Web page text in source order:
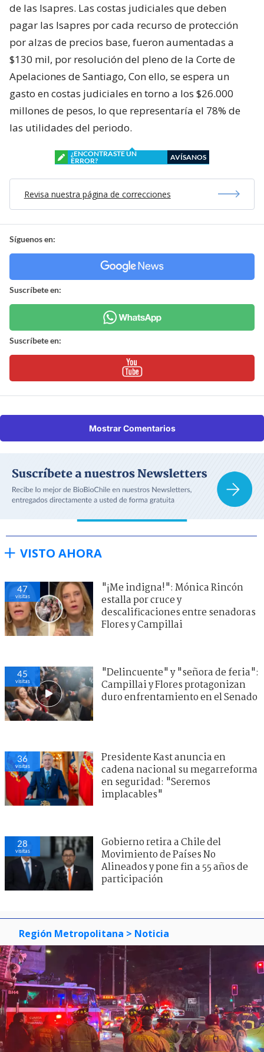
de las Isapres. Las costas judiciales que deben
pagar las Isapres por cada recurso de protección
por alzas de precios base, fueron aumentadas a
$130 mil, por resolución del pleno de la Corte de
Apelaciones de Santiago, Con ello, se espera un
gasto en costas judiciales en torno a los $26.000
millones de pesos, lo que representaría el 78% de
las utilidades del periodo.
¿ENCONTRASTE UN
ERROR?
AVÍSANOS
Revisa nuestra página de correcciones
Síguenos en:
Suscríbete en:
Suscríbete en:
Mostrar Comentarios
VISTO AHORA
52
visitas
"¡Me indigna!": Mónica Rincón
estalla por cruce y
descalificaciones entre senadoras
Flores y Campillai
44
visitas
"Delincuente" y "señora de feria":
Campillai y Flores protagonizan
duro enfrentamiento en el Senado
41
visitas
Presidente Kast anuncia en
cadena nacional su megarreforma
en seguridad: "Seremos
implacables"
30
visitas
Gobierno retira a Chile del
Movimiento de Países No
Alineados y pone fin a 55 años de
participación
Región Metropolitana > Noticia